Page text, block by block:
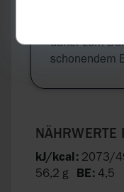
daher zum
schonendem
NÄHRWERTE
kJ/kcal: 2073/
56,2 g BE:4,5